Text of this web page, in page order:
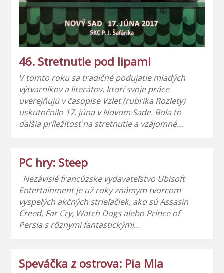
46. Stretnutie pod lipami
V tomto roku sa tradičné podujatie mladých
výtvarníkov a literátov, ktorí svoje práce
uverejňujú v časopise Vzlet (rubrika Rozlety)
uskutočnilo 17. júna v Novom Sade. Bola to
ďalšia príležitosť na stretnutie a vzájomné…
PC hry: Steep
Nezávislé francúzske vydavateľstvo Ubisoft
Entertainment je už roky známym tvorcom
vyspelých akčných strieľačiek, ako sú Assasin
Creed, Far Cry, Watch Dogs alebo Prince of
Persia s rôznymi fantastickými…
Speváčka z ostrova: Pia Mia